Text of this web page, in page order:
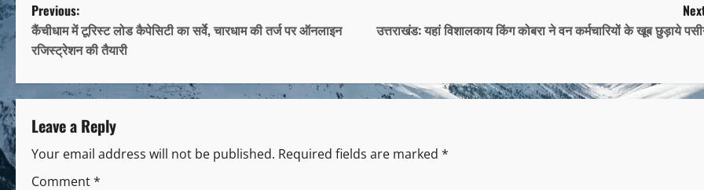
Previous:
कैंचीधाम में टूरिस्ट लोड कैपेसिटी का सर्वे, चारधाम की तर्ज पर ऑनलाइन
रजिस्ट्रेशन की तैयारी
उत्तराखंड: यहां विशालकाय किंग कोबरा ने वन कर्मचारियों के खूब छुड़ाये
Leave a Reply
Your email address will not be published. Required fields are marked *
Comment*